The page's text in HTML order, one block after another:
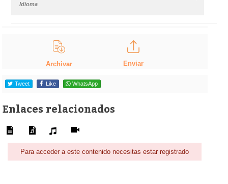
Idioma
Archivar Enviar
Tweet Like WhatsApp
Enlaces relacionados
Para acceder a este contenido necesitas estar registrado